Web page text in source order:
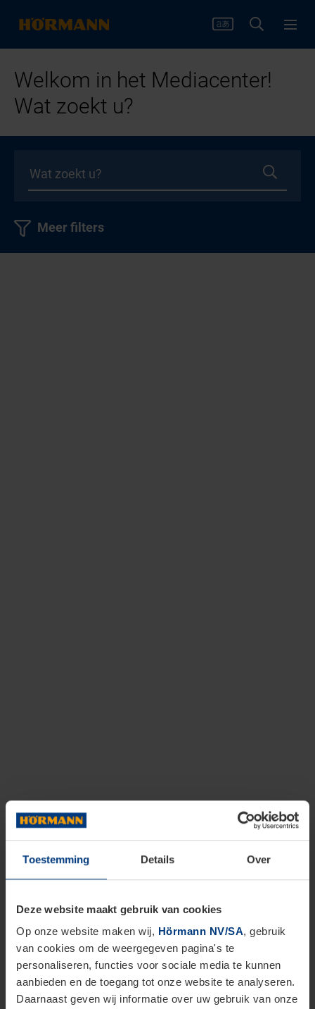
Toestemming Details Over
Deze website maakt gebruik van cookies
Op onze website maken wij, Hörmann NV/SA, gebruik
van cookies om de weergegeven pagina's te
personaliseren, functies voor sociale media te kunnen
aanbieden en de toegang tot onze website te analyseren.
Daarnaast geven wij informatie over uw gebruik van onze
Welkom in het Mediacenter!
Wat zoekt u?
Meer filters